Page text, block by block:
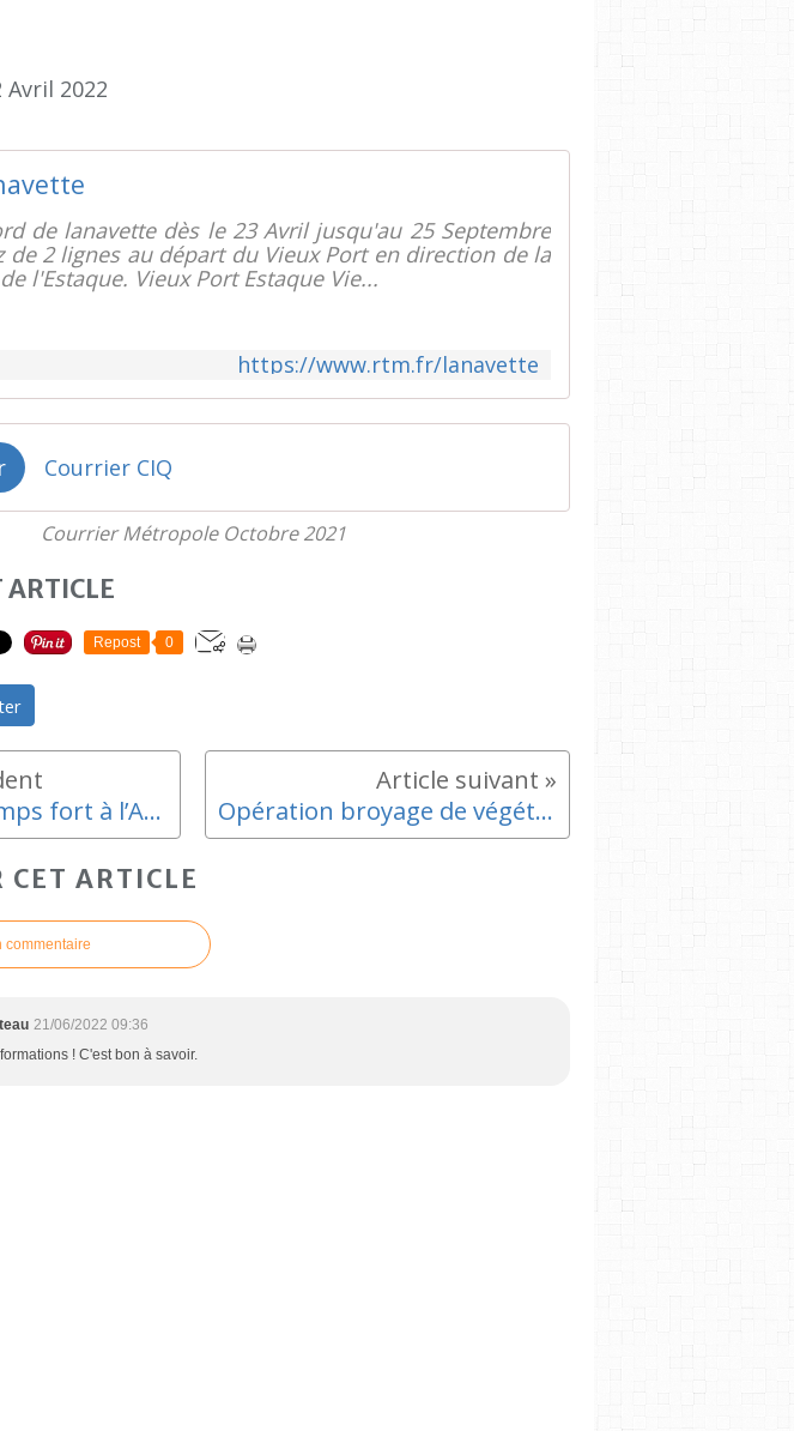
Avril 2022
de lanavette dès le 23 Avril jusqu'au 25 Septembre
de 2 lignes au départ du Vieux Port en direction de la
l'Estaque. Vieux Port Estaque Vie...
https://www.rtm.fr/lanavette
Courrier CIQ
Courrier Métropole Octobre 2021
ARTICLE
Repost 0
Banboche - Temps fort à l’Astronef Opération broyage de végétaux 🍂
CET ARTICLE
commentaire
21/06/2022 09:36
! C'est bon à savoir.